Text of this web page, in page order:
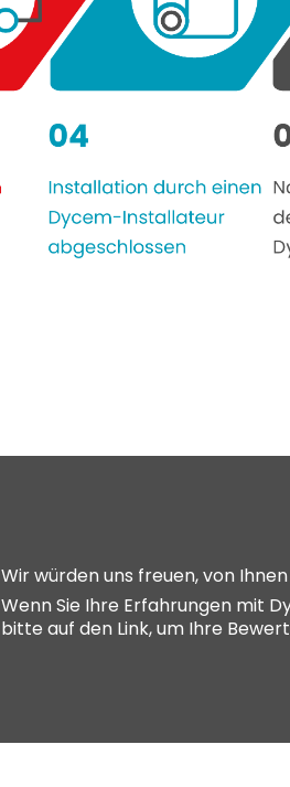
Wir würden uns freuen, von
Wenn Sie Ihre Erfahrungen mit
bitte auf den Link, um Ihre